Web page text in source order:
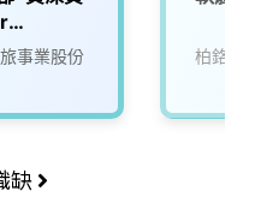
事業股份
柏鉻富
缺